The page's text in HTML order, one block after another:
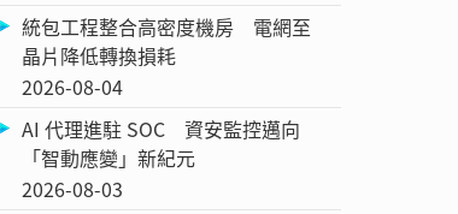
統包工程整合高密度機房 電網至
晶片降低轉換損耗
2026-08-04
AI 代理進駐 SOC 資安監控邁向
「智動應變」新紀元
2026-08-03